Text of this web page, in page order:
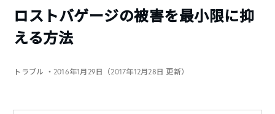
ロストバゲージの被害を最小限に抑
える方法
トラブル ・2016年1月29日（2017年12月28日 更新）